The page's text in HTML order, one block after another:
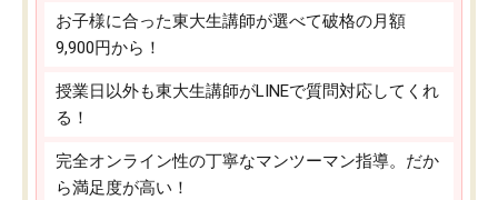
お子様に合った東大生講師が選べて破格の月額
9,900円から！
授業日以外も東大生講師がLINEで質問対応してくれ
る！
完全オンライン性の丁寧なマンツーマン指導。だか
ら満足度が高い！